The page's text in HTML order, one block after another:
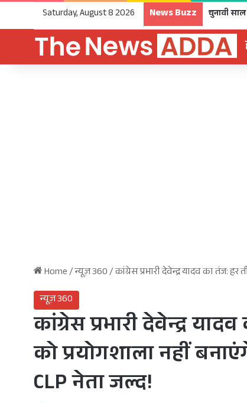
Saturday, August 8 2026 News Buzz
Home/न्यूज़ 360/कांग्रेस प्रभारी देवेन्द्र यादव का तंज:
न्यूज़ 360
कांग्रेस प्रभारी देवेन्द्र
को प्रयोगशाला नहीं
CLP नेता जल्द!